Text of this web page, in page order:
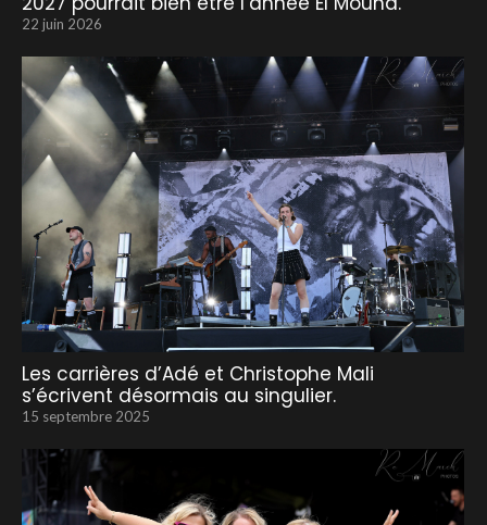
22 juin 2026
Les carrières d’Adé et Christophe Mali
s’écrivent désormais au singulier.
15 septembre 2025